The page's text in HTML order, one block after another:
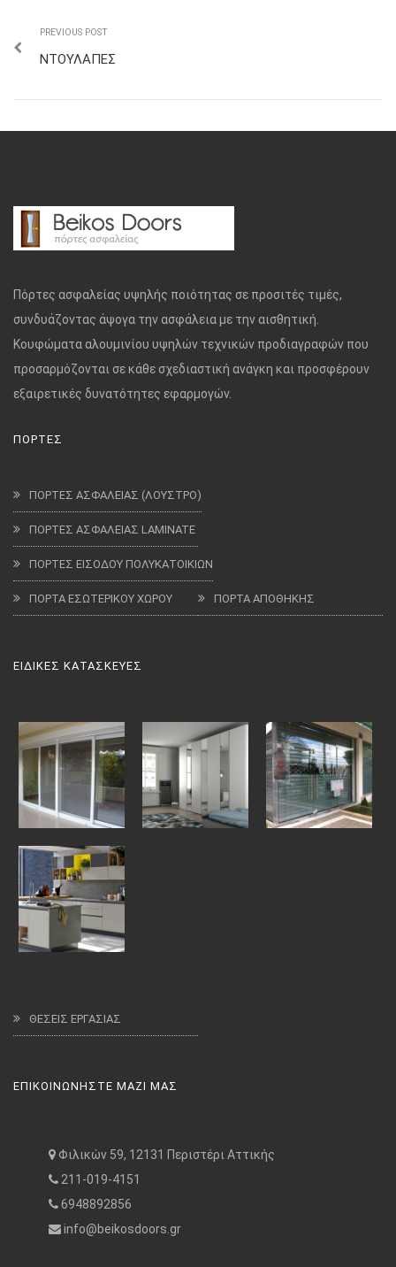
PREVIOUS POST
ΝΤΟΥΛΑΠΕΣ
Πόρτες ασφαλείας υψηλής ποιότητας σε προσιτές τιμές,
συνδυάζοντας άψογα την ασφάλεια με την αισθητική.
Κουφώματα αλουμινίου υψηλών τεχνικών προδιαγραφών που
προσαρμόζονται σε κάθε σχεδιαστική ανάγκη και προσφέρουν
εξαιρετικές δυνατότητες εφαρμογών.
ΠΟΡΤΕΣ
ΠΟΡΤΕΣ ΑΣΦΑΛΕΙΑΣ (ΛΟΥΣΤΡΟ)
ΠΟΡΤΕΣ ΑΣΦΑΛΕΙΑΣ LAMINATE
ΠΟΡΤΕΣ ΕΙΣΟΔΟΥ ΠΟΛΥΚΑΤΟΙΚΙΩΝ
ΠΟΡΤΑ ΕΣΩΤΕΡΙΚΟΥ ΧΩΡΟΥ ΠΟΡΤΑ ΑΠΟΘΗΚΗΣ
ΕΙΔΙΚΕΣ ΚΑΤΑΣΚΕΥΕΣ
ΘΕΣΕΙΣ ΕΡΓΑΣΙΑΣ
ΕΠΙΚΟΙΝΩΝΗΣΤΕ ΜΑΖΙ ΜΑΣ
Φιλικών 59, 12131 Περιστέρι Αττικής
211-019-4151
6948892856
info@beikosdoors.gr